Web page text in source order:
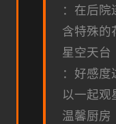
：在后院
含特殊的
星空天台
：好感度
以一起观
温馨厨房